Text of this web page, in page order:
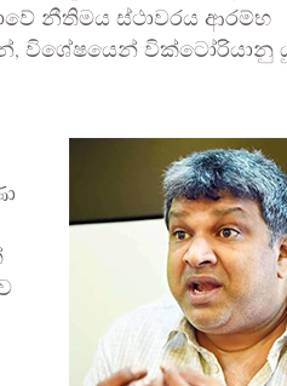
නීතිමය ස්ථාවරය ආරම්භ
විශේෂයෙන් වික්ටෝරියානු